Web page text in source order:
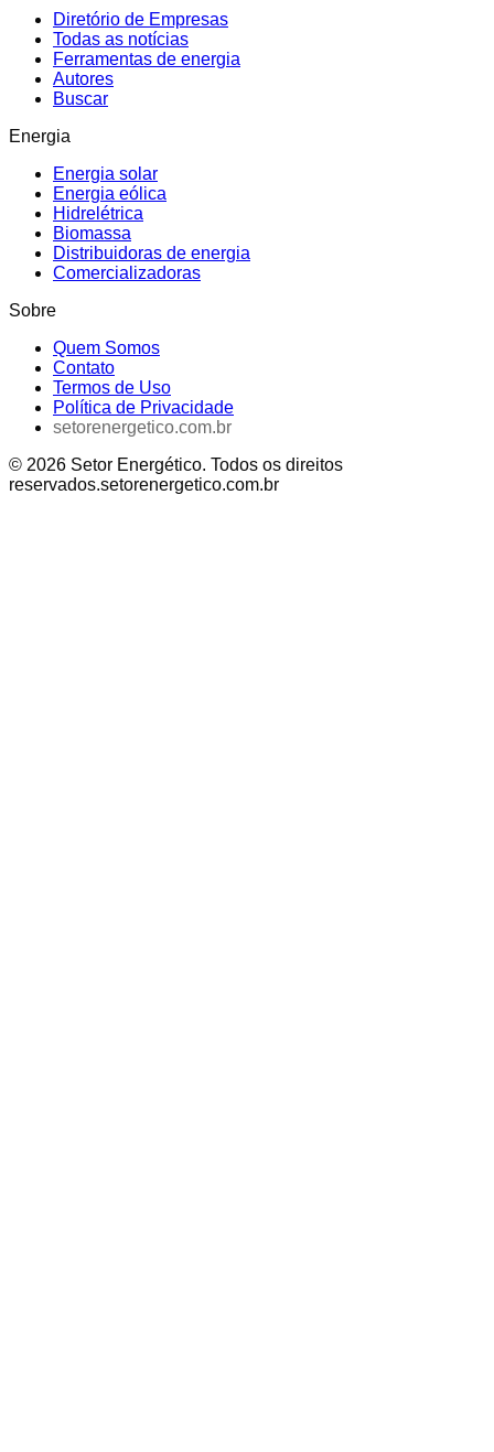
Diretório de Empresas
Todas as notícias
Ferramentas de energia
Autores
Buscar
Energia
Energia solar
Energia eólica
Hidrelétrica
Biomassa
Distribuidoras de energia
Comercializadoras
Sobre
Quem Somos
Contato
Termos de Uso
Política de Privacidade
setorenergetico.com.br
© 2026 Setor Energético. Todos os direitos
reservados.setorenergetico.com.br